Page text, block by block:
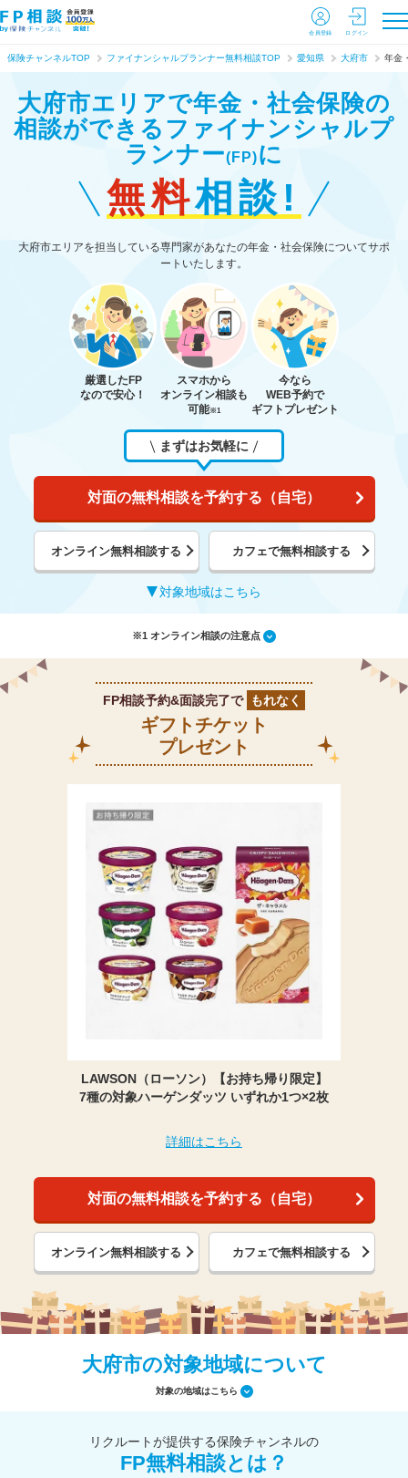
会員登録 ログイン
保険チャンネルTOP ファイナンシャルプランナー無料相談TOP 愛知県 大府市 年金
大府市エリアで年金・社会保険の
相談ができる ファイナンシャルプ
ランナー(FP)に
無料相談!
大府市エリアを担当している専門家があなたの年金・社会保険についてサポ
ートいたします。
厳選したFP
なので安心！
スマホから
オンライン相談も
可能※1
今なら
WEB予約で
ギフトプレゼント
まずはお気軽に
対面の無料相談を予約する（自宅）
オンライン無料相談する カフェで無料相談する
対象地域はこちら
※1 オンライン相談の注意点
FP相談予約&面談完了で もれなく
ギフトチケット
プレゼント
LAWSON（ローソン）【お持ち帰り限定】
7種の対象ハーゲンダッツ いずれか1つ×2枚
詳細はこちら
対面の無料相談を予約する（自宅）
オンライン無料相談する カフェで無料相談する
大府市の対象地域について
対象の地域はこちら
リクルートが提供する保険チャンネルの
FP無料相談とは？